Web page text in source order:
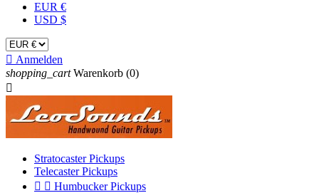
EUR €
USD $
 Anmelden
shopping_cart Warenkorb (0)

Stratocaster Pickups
Telecaster Pickups
  Humbucker Pickups